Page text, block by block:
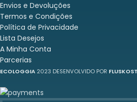
Envios e Devoluções
Termos e Condições
Política de Privacidade
Lista Desejos
A Minha Conta
Parcerias
ECOLOGGIA 2023 DESENVOLVIDO POR